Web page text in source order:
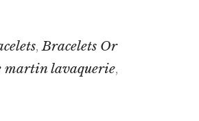
,Bracelets Or
martin lavaquerie,